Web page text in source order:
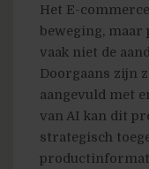
Het E-
beweging,
vaak niet de
Doorgaans zijn
aangevuld met
van AI kan dit
strategisch